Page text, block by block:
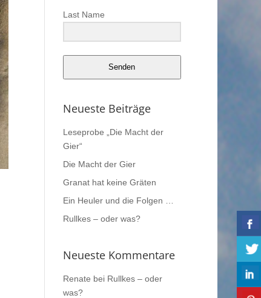
Last Name
Senden
Neueste Beiträge
Leseprobe „Die Macht der
Gier“
Die Macht der Gier
Granat hat keine Gräten
Ein Heuler und die Folgen …
Rullkes – oder was?
Neueste Kommentare
Renate bei Rullkes – oder
was?